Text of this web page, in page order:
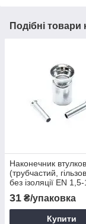
Подібні товари
Наконечник
(трубчастий,
без ізоляції EN
31 ₴/упаковка
Купити